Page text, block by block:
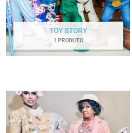
TOY STORY
1 PRODUTO